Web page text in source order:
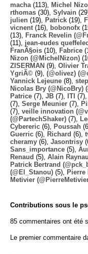
macha (113), Michel
rthomas (30), Sylvain
julien (19), Patrick (19),
vicnent (16), bobonofx
(13),
Franck Revelin
(11), jean-eudes
FranÃ§ois (10), Fabrice
Nizon (@MichelNizon)
ZISERMAN (9), Olivier
YgriÃ© (9), (@olivez)
Yannick Lejeune (8),
Nicolas Bry (@NicoBry)
Patrice (7), JB (7), ITI (7),
(7), Serge Meunier (7),
(7), veille innovation
(@PartechShaker) (7),
Cybereric (6), Poussah
Guerric (6), Richard (6),
cheramy (6), Jasontrisy
Sans_importance (5),
Renaud (5), Alain
Patrick Bertrand
(@El_Stanou) (5), Pierre
Metivier
Contributions sous le
85 commentaires ont été
Le premier commentaire